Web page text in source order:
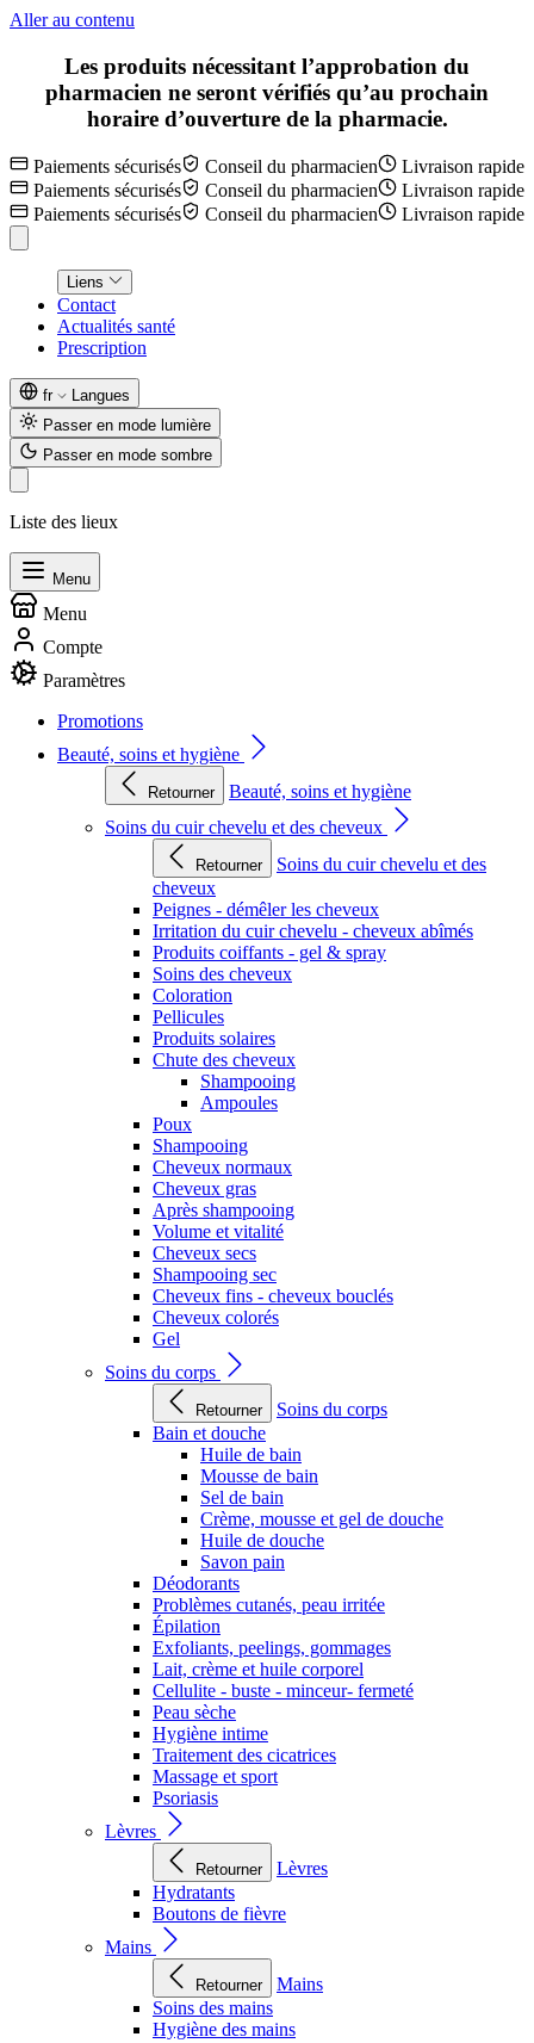
Aller au contenu
Les produits nécessitant l’approbation du
pharmacien ne seront vérifiés qu’au prochain
horaire d’ouverture de la pharmacie.
Paiements sécurisés Conseil du pharmacien
Livraison rapide
Paiements sécurisés
Conseil du pharmacien
Livraison rapide
Paiements sécurisés
Conseil du pharmacien Livraison rapide
Liens
Contact
Actualités santé
Prescription
fr
Langues
Passer en mode lumière
Passer en mode sombre
Liste des lieux
Menu
Menu
Compte
Paramètres
Promotions
Beauté, soins et hygiène
Retourner
Beauté, soins et hygiène
Soins du cuir chevelu et des cheveux
Retourner
Soins du cuir chevelu et des
cheveux
Peignes - démêler les cheveux
Irritation du cuir chevelu - cheveux abîmés
Produits coiffants - gel & spray
Soins des cheveux
Coloration
Pellicules
Produits solaires
Chute des cheveux
Shampooing
Ampoules
Poux
Shampooing
Cheveux normaux
Cheveux gras
Après shampooing
Volume et vitalité
Cheveux secs
Shampooing sec
Cheveux fins - cheveux bouclés
Cheveux colorés
Gel
Soins du corps
Retourner
Soins du corps
Bain et douche
Huile de bain
Mousse de bain
Sel de bain
Crème, mousse et gel de douche
Huile de douche
Savon pain
Déodorants
Problèmes cutanés, peau irritée
Épilation
Exfoliants, peelings, gommages
Lait, crème et huile corporel
Cellulite - buste - minceur- fermeté
Peau sèche
Hygiène intime
Traitement des cicatrices
Massage et sport
Psoriasis
Lèvres
Retourner
Lèvres
Hydratants
Boutons de fièvre
Mains
Retourner
Mains
Soins des mains
Hygiène des mains